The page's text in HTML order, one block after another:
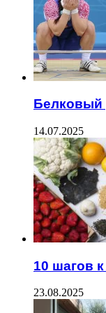
Белковый
14.07.2025
10 шагов
23.08.2025